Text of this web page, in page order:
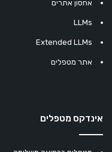
אחסון אתרים
LLMs
Extended LLMs
אתר מטפלים
אינדקס מטפלים